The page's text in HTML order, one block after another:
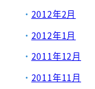
2012年2月
2012年1月
2011年12月
2011年11月